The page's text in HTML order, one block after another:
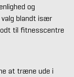
og
blandt især
til fitnesscentre
at træne ude i